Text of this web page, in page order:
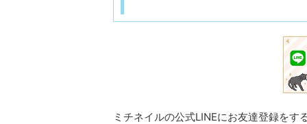
ミチネイルの公式LINEにお友達登録を